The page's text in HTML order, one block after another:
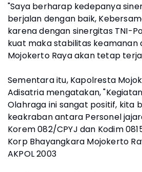
"Saya berharap kedepanya
berjalan dengan baik,
karena dengan sinergitas TNI-
kuat maka stabilitas keamanan
Mojokerto Raya akan tetap
Sementara itu, Kapolresta
Adisatria mengatakan,
Olahraga ini sangat positif, kita
keakraban antara Personel
Korem 082/CPYJ dan Kodim
Korp Bhayangkara Mojokerto
AKPOL 2003